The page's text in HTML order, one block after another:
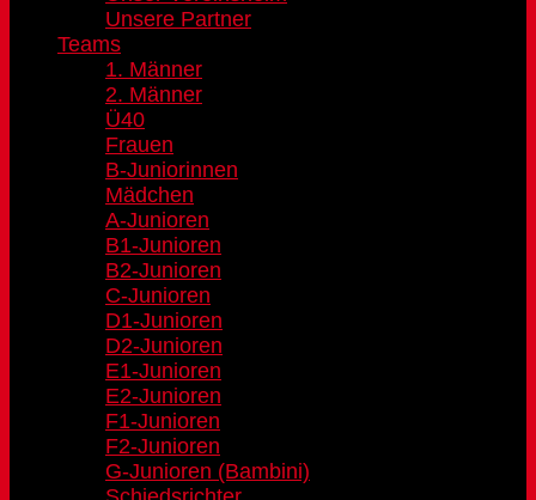
Unsere Partner
Teams
1. Männer
2. Männer
Ü40
Frauen
B-Juniorinnen
Mädchen
A-Junioren
B1-Junioren
B2-Junioren
C-Junioren
D1-Junioren
D2-Junioren
E1-Junioren
E2-Junioren
F1-Junioren
F2-Junioren
G-Junioren (Bambini)